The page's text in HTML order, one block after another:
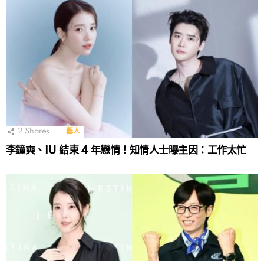
2 Shares 藝人
李鐘奭、IU 結束 4 年戀情！知情人士曝主因：工作太忙